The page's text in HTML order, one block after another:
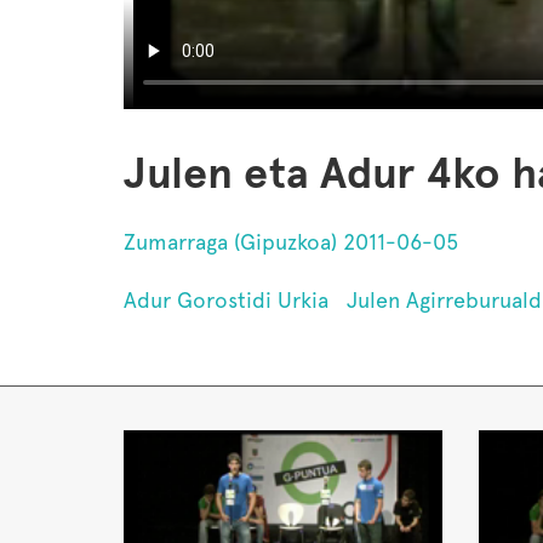
Julen eta Adur 4ko
Zumarraga (Gipuzkoa) 2011-06-05
Adur Gorostidi Urkia Julen